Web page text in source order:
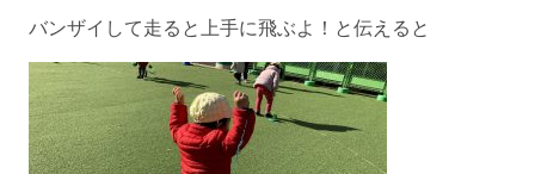
バンザイして走ると上手に飛ぶよ！と伝えると